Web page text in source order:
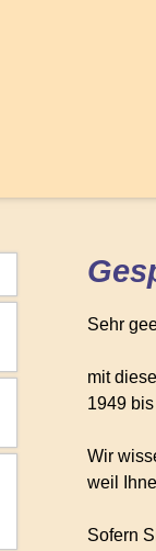
Sehr
mit
1949
Wir
weil
Sofern